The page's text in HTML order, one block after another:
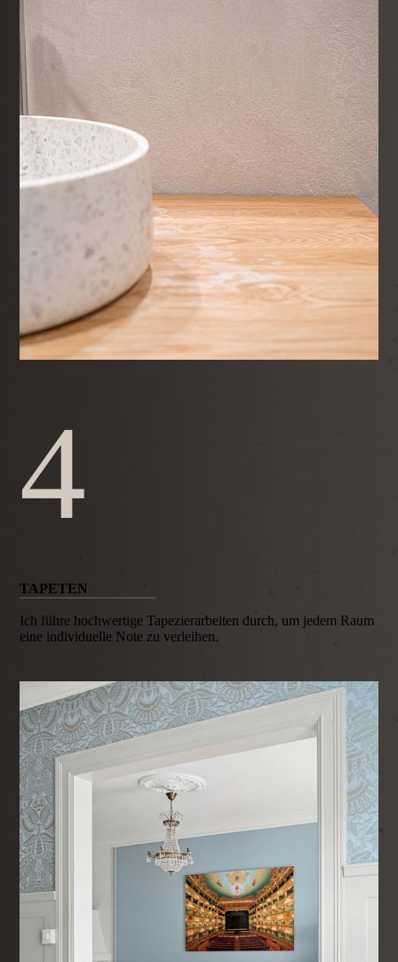
4
TAPETEN
Ich führe hochwertige Tapezierarbeiten durch, um jedem Raum
eine individuelle Note zu verleihen.